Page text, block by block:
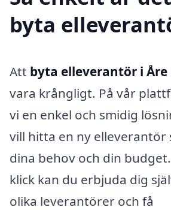
byta
Att byta elleverantör i Åre
vara krångligt. På vår
vi en enkel och smidig
vill hitta en ny elleverantör
dina behov och din
klick kan du erbjuda dig
olika leverantörer och få